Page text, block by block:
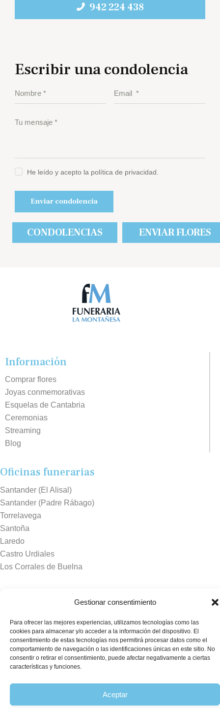
Gestionar consentimiento
Para ofrecer las mejores experiencias, utilizamos tecnologías como las
cookies para almacenar y/o acceder a la información del dispositivo. El
consentimiento de estas tecnologías nos permitirá procesar datos como el
comportamiento de navegación o las identificaciones únicas en este sitio. No
consentir o retirar el consentimiento, puede afectar negativamente a ciertas
características y funciones.
Aceptar
942 224 438
Escribir una condolencia
He leído y acepto la política de privacidad.
CONDOLENCIAS ENVIAR FLORES
Información
Comprar flores
Joyas conmemorativas
Esquelas de Cantabria
Ceremonias
Streaming
Blog
Oficinas funerarias
Santander (El Alisal)
Santander (Padre Rábago)
Torrelavega
Santoña
Laredo
Castro Urdiales
Los Corrales de Buelna
Sierrallana
Real Valle de Cayón
Laredo
Puente Viesgo